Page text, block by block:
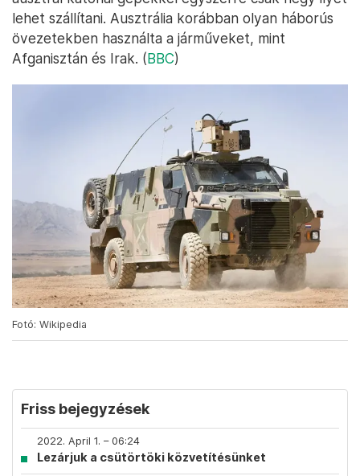
lehet szállítani. Ausztrália korábban olyan háborús
övezetekben használta a járműveket, mint
Afganisztán és Irak. (BBC)
Fotó: Wikipedia
Friss bejegyzések
2022. April 1. – 06:24
Lezárjuk a csütörtöki közvetítésünket